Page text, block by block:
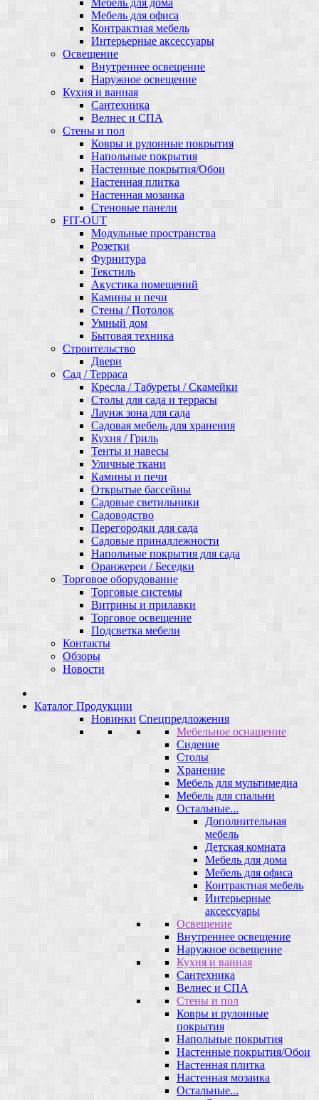
Мебель для офиса
Контрактная мебель
Интерьерные аксессуары
Освещение
Внутреннее освещение
Наружное освещение
Кухня и ванная
Сантехника
Велнес и СПА
Стены и пол
Ковры и рулонные покрытия
Напольные покрытия
Настенные покрытия/Обои
Настенная плитка
Настенная мозаика
Стеновые панели
FIT-OUT
Модульные пространства
Розетки
Фурнитура
Текстиль
Акустика помещений
Камины и печи
Стены / Потолок
Умный дом
Бытовая техника
Строительство
Двери
Сад / Терраса
Кресла / Табуреты / Скамейки
Столы для сада и террасы
Лаунж зона для сада
Садовая мебель для хранения
Кухня / Гриль
Тенты и навесы
Уличные ткани
Камины и печи
Открытые бассейны
Садовые светильники
Садоводство
Перегородки для сада
Садовые принадлежности
Напольные покрытия для сада
Оранжереи / Беседки
Торговое оборудование
Торговые системы
Витрины и прилавки
Торговое освещение
Подсветка мебели
Контакты
Обзоры
Новости
Каталог Продукции
Новинки Спецпредложения
Мебельное оснащение
Сидение
Столы
Хранение
Мебель для мультимедиа
Мебель для спальни
Остальные...
Дополнительная
мебель
Детская комната
Мебель для дома
Мебель для офиса
Контрактная мебель
Интерьерные
аксессуары
Освещение
Внутреннее освещение
Наружное освещение
Кухня и ванная
Сантехника
Велнес и СПА
Стены и пол
Ковры и рулонные
покрытия
Напольные покрытия
Настенные покрытия/Обои
Настенная плитка
Настенная мозаика
Остальные...